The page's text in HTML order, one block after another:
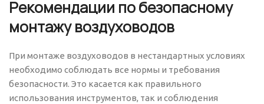
Рекомендации по безопасному
монтажу воздуховодов
При монтаже воздуховодов в нестандартных условиях
необходимо соблюдать все нормы и требования
безопасности. Это касается как правильного
использования инструментов, так и соблюдения